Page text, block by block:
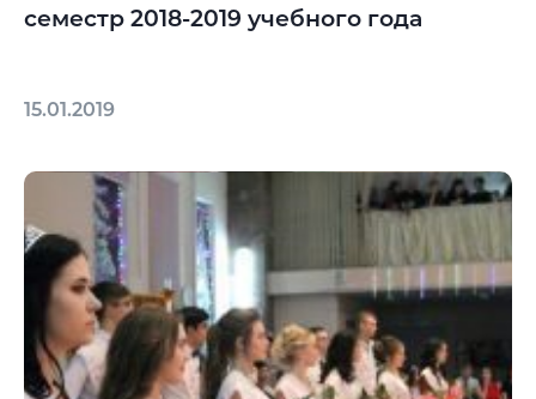
семестр 2018-2019 учебного года
15.01.2019